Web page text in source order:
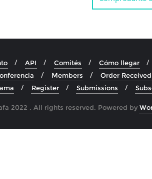
API Comités Cómo llegar
Members Order Received
Register Submissions
2022 . All rights reserved. Powered by